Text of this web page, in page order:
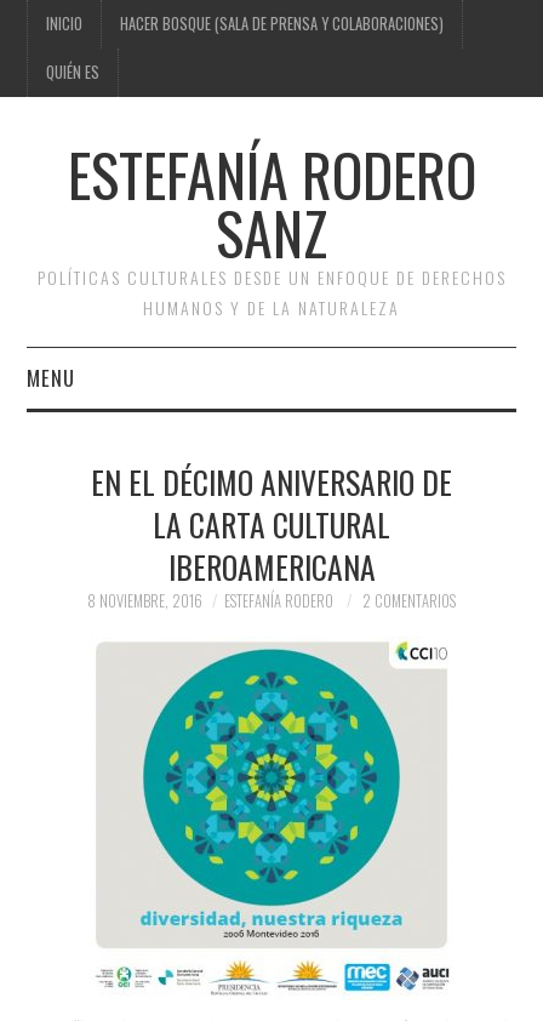
INICIO HACER BOSQUE (SALA DE PRENSA Y COLABORACIONES)
QUIÉN ES
ESTEFANÍA RODERO
SANZ
POLÍTICAS CULTURALES DESDE UN ENFOQUE DE DERECHOS
HUMANOS Y DE LA NATURALEZA
MENU
HACER BOSQUE (SALA DE
EN EL DÉCIMO ANIVERSARIO DE
LA CARTA CULTURAL
IBEROAMERICANA
8 NOVIEMBRE, 2016 ESTEFANÍA RODERO 2 COMENTARIOS